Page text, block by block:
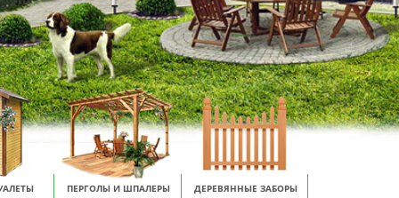
ПЕРГОЛЫ И ШПАЛЕРЫ
ДЕРЕВЯННЫЕ ЗАБОРЫ